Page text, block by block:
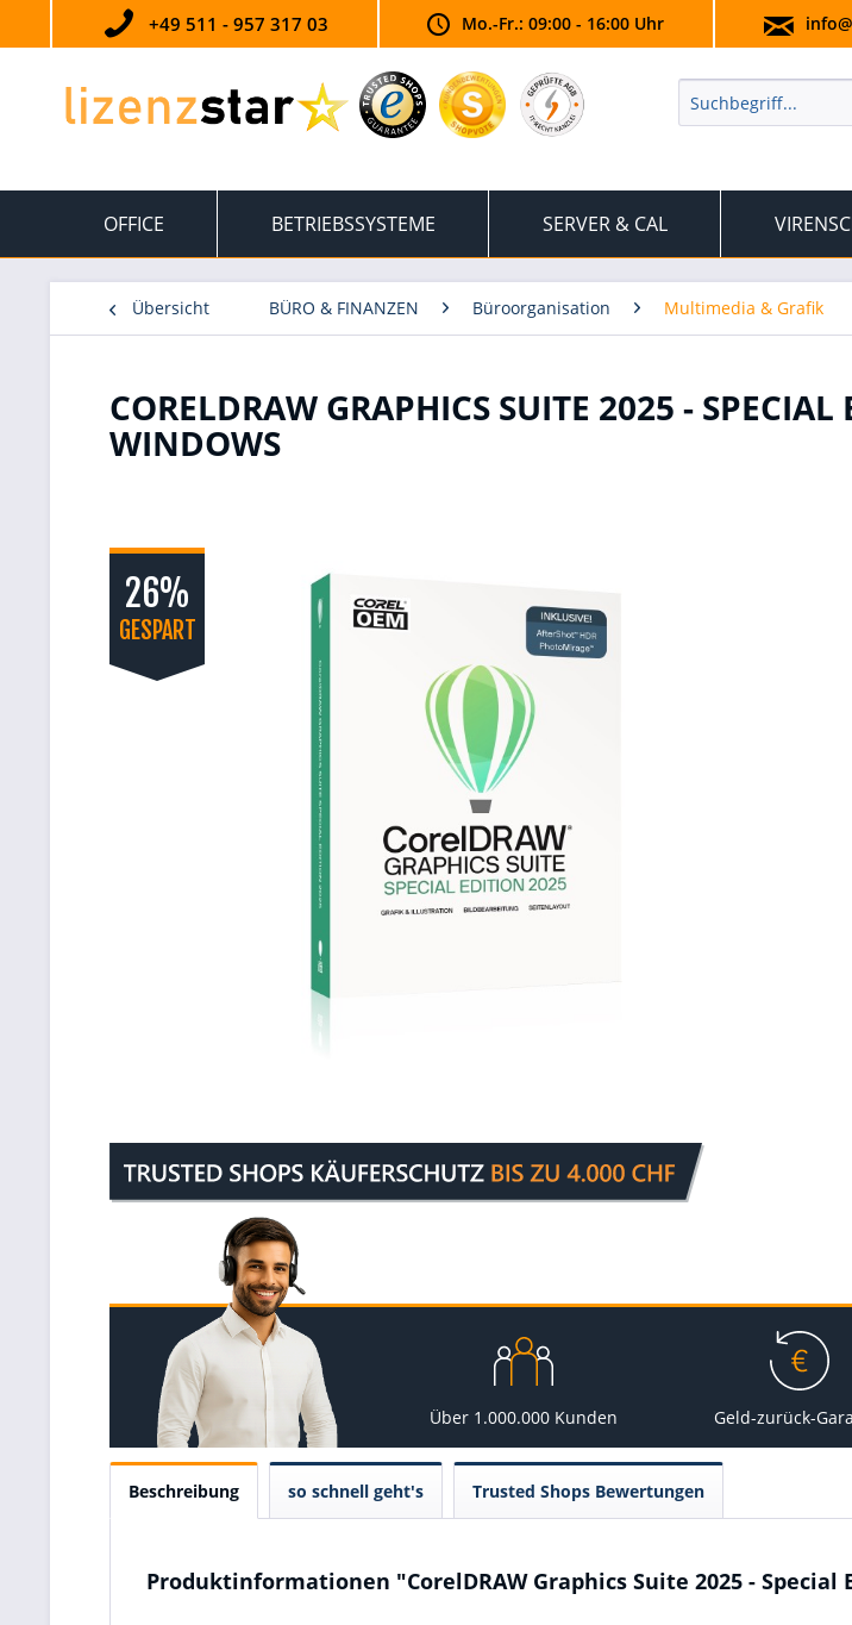
+49 511 - 957 317 03 Mo.-Fr.: 09:00 - 16:00 Uhr
OFFICE BETRIEBSSYSTEME SERVER & CAL
Übersicht BÜRO & FINANZEN Büroorganisation Multimedia & Grafik
CORELDRAW GRAPHICS SUITE 2025 -
WINDOWS
26%
GESPART
Über 1.000.000 Kunden Geld-zurück-
Beschreibung so schnell geht's Trusted Shops Bewertungen
Produktinformationen "CorelDRAW Graphics Suite 2025 -